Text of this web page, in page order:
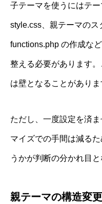
子テーマを使うにはテ
style.css、親テーマのス
functions.php の作成な
整える必要があります
は壁となることがありま
ただし、一度設定を済
マイズでの手間は減る
うかが判断の分かれ目と
親テーマの構造変